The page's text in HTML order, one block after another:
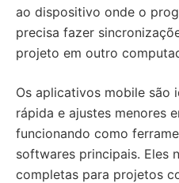
ao dispositivo onde o
precisa fazer
projeto em outro
Os aplicativos mobile são
rápida e ajustes menores
funcionando como
softwares principais. Eles
completas para projetos